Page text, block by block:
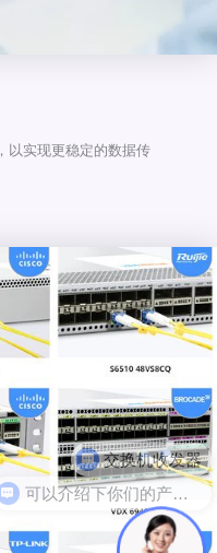
以实现更稳定的数据传
可以介绍下你们的产品么